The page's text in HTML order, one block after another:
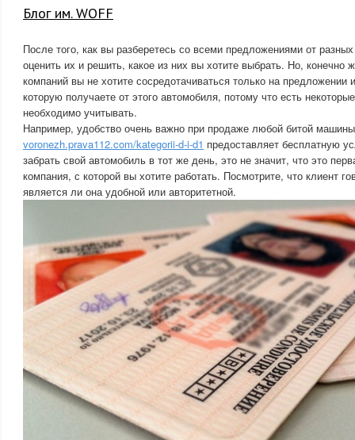
Блог им. WOFF
После того, как вы разберетесь со всеми предложениями от
оценить их и решить, какое из них вы хотите выбрать. Но, конечно
компаний вы не хотите сосредотачиваться только на
которую получаете от этого автомобиля, потому что есть
необходимо учитывать.
Например, удобство очень важно при продаже любой битой
voronezh.prava112.com/kategorii-d-i-d1 предоставляет бесплатную
забрать свой автомобиль в тот же день, это не значит, что это
компания, с которой вы хотите работать. Посмотрите, что клиент
является ли она удобной или авторитетной.